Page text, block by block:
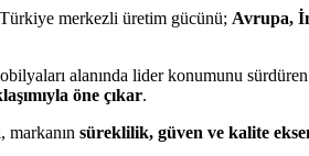
merkezli üretim gücünü; Avrupa,
alanında lider konumunu
öne çıkar.
süreklilik, güven ve kalite